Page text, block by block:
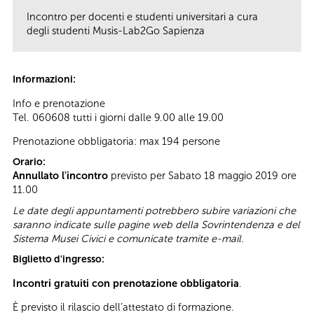
Incontro per docenti e studenti universitari a cura
degli studenti Musis-Lab2Go Sapienza
Informazioni:
Info e prenotazione
Tel. 060608 tutti i giorni dalle 9.00 alle 19.00
Prenotazione obbligatoria: max 194 persone
Orario:
Annullato l'incontro previsto per Sabato 18 maggio 2019 ore
11.00
Le date degli appuntamenti potrebbero subire variazioni che
saranno indicate sulle pagine web della Sovrintendenza e del
Sistema Musei Civici e comunicate tramite e-mail.
Biglietto d'ingresso:
Incontri gratuiti con prenotazione obbligatoria.
È previsto il rilascio dell’attestato di formazione.